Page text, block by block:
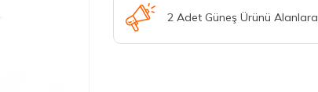
2 Adet Güneş Ürünü Alanlara